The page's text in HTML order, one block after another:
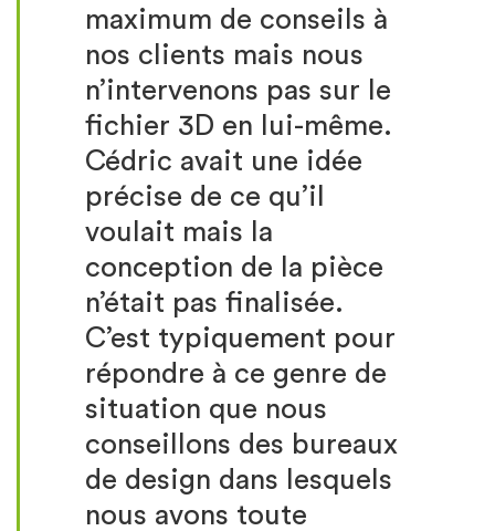
maximum de conseils à
nos clients mais nous
n’intervenons pas sur le
fichier 3D en lui-même.
Cédric avait une idée
précise de ce qu’il
voulait mais la
conception de la pièce
n’était pas finalisée.
C’est typiquement pour
répondre à ce genre de
situation que nous
conseillons des bureaux
de design dans lesquels
nous avons toute